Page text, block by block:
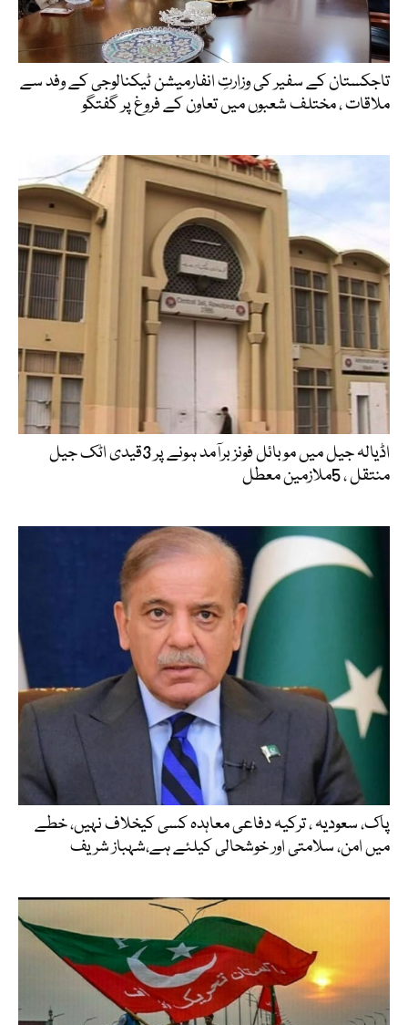
تاجکستان کے سفیر کی وزارتِ انفارمیشن ٹیکنالوجی کے وفد سے
ملاقات ، مختلف شعبوں میں تعاون کے فروغ پر گفتگو
اڈیالہ جیل میں موبائل فونز برآمد ہونے پر 3قیدی اٹک جیل
منتقل ، 5ملازمین معطل
پاک، سعودیہ ، ترکیہ دفاعی معاہدہ کسی کیخلاف نہیں، خطے
میں امن، سلامتی اور خوشحالی کیلئے ہے،شہباز شریف